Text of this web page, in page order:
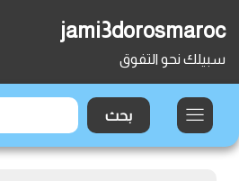
jami3dorosmaroc
سبيلك نحو التفوق